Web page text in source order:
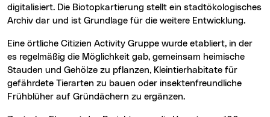
digitalisiert. Die Biotopkartierung stellt ein stadtökologisches
Archiv dar und ist Grundlage für die weitere Entwicklung.
Eine örtliche Citizien Activity Gruppe wurde etabliert, in der
es regelmäßig die Möglichkeit gab, gemeinsam heimische
Stauden und Gehölze zu pflanzen, Kleintierhabitate für
gefährdete Tierarten zu bauen oder insektenfreundliche
Frühblüher auf Gründächern zu ergänzen.